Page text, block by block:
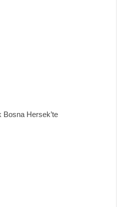
Bosna Hersek’te